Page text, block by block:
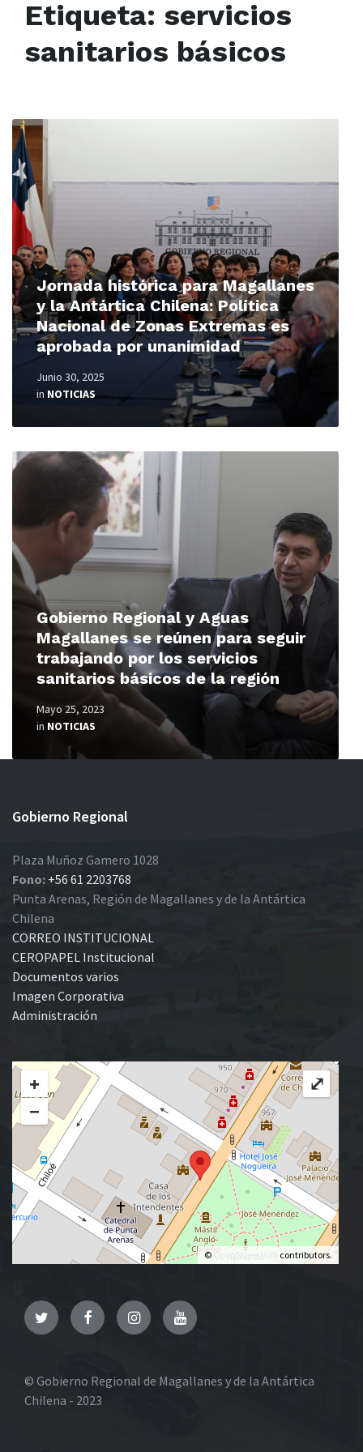
Etiqueta: servicios
sanitarios básicos
Jornada histórica para Magallanes
y la Antártica Chilena: Política
Nacional de Zonas Extremas es
aprobada por unanimidad
Junio 30, 2025
in NOTICIAS
Read
More
Gobierno Regional y Aguas
Magallanes se reúnen para seguir
trabajando por los servicios
sanitarios básicos de la región
Mayo 25, 2023
in NOTICIAS
Read
More
Gobierno Regional
Plaza Muñoz Gamero 1028
Fono: +56 61 2203768
Punta Arenas, Región de Magallanes y de la Antártica
Chilena
CORREO INSTITUCIONAL
CEROPAPEL Institucional
Documentos varios
Imagen Corporativa
Administración
+
−
© OpenStreetMap contributors.
⤢
TwitterFacebookInstagramYouTube
© Gobierno Regional de Magallanes y de la Antártica
Chilena - 2023